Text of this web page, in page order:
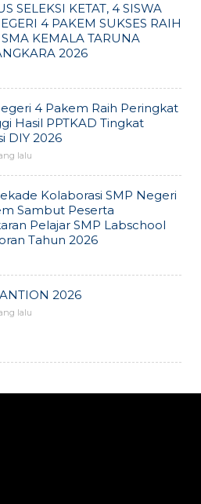
SELEKSI KETAT, 4 SISWA
4 PAKEM SUKSES RAIH
KEMALA TARUNA
2026
4 Pakem Raih Peringkat
Hasil PPTKAD Tingkat
DIY 2026
lalu
Kolaborasi SMP Negeri
Sambut Peserta
Pelajar SMP Labschool
Tahun 2026
2026
lalu